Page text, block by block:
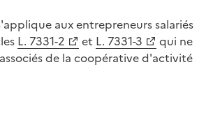
aux entrepreneurs salariés
L. 7331-2 et L. 7331-3
qui ne
de la coopérative d'activité